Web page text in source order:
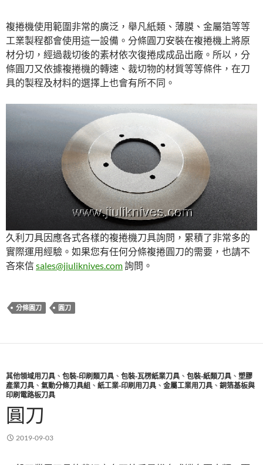
複捲機使用範圍非常的廣泛，舉凡紙類、薄膜、金屬箔等等
工業製程都會使用這一設備。分條圓刀安裝在複捲機上將原
材分切，經過裁切後的素材依次復捲成成品出廠。所以，分
條圓刀又依據複捲機的轉速、裁切物的材質等等條件，在刀
具的製程及材料的選擇上也會有所不同。
久利刀具因應各式各樣的複捲機刀具詢問，累積了非常多的
實際運用經驗。如果您有任何分條複捲圓刀的需要，也請不
吝來信sales@jiuliknives.com詢問。
分條圓刀 圓刀
其他領域用刀具 、 包裝-印刷類刀具 、 包裝-瓦楞紙業刀具 、 包裝-紙類刀具 、 塑膠
產業刀具 、 氣動分條刀具組 、 紙工業-印刷用刀具 、 金屬工業用刀具 、 銅箔基板與
印刷電路板刀具
圓刀
2019-09-03